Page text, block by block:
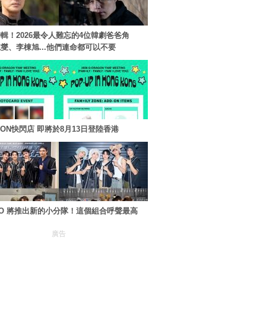
！2026最令人難忘的4位韓劇爸爸角
、李棟旭...他們連命都可以不要
快閃店 即將於8月13日登陸香港
將推出新的小分隊！這個組合呼聲最高
廣告